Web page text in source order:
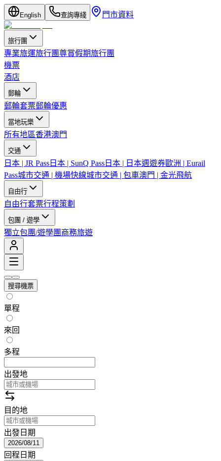
English 查詢專綫 門市資料
旅行團
專業旅運旅行團尊賞假期旅行團
機票
酒店
郵輪
郵輪套票郵輪優惠
當地玩樂
所有地區香港澳門
交通
日本 | JR Pass 日本 | SunQ Pass 日本 | 日本週遊券歐洲 | Eurail
Pass城市交通 | 機場快線城市交通 | 包車澳門 | 金光飛航
自由行
自由行套票行程策劃
包團 / 遊學
獨立包團/遊學團 商務旅遊
搜尋機票
單程
來回
多程
出發地
目的地
出發日期
2026/08/11
回程日期